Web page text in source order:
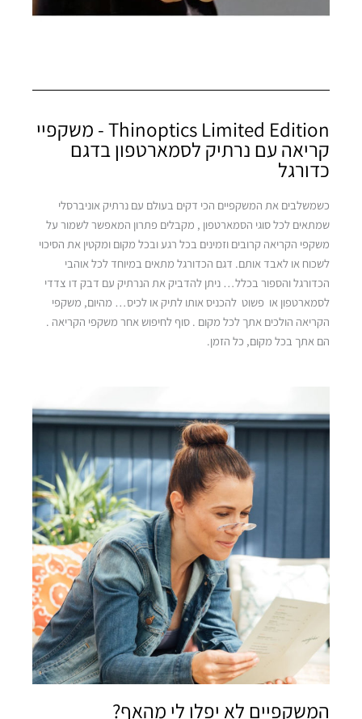
חום
צהוב
Thinoptics Limited Edition - משקפיי
קריאה עם נרתיק לסמארטפון בדגם
כדורגל
כשמשלבים את המשקפיים הכי דקים בעולם עם נרתיק אוניברסלי
שמתאים לכל סוגי הסמארטפון , מקבלים פתרון המאפשר לשמור על
משקפי הקריאה קרובים וזמינים בכל רגע ובכל מקום ומקטין את הסיכוי
לשכוח או לאבד אותם. דגם הכדורגל מתאים במיוחד לכל אוהבי
הכדורגל והספור בכלל… ניתן להדביק את הנרתיק עם דבק דו צדדי
לסמארטפון או פשוט להכניס אותו לתיק או לכיס… מהיום, משקפי
הקריאה הולכים אתך לכל מקום . סוף לחיפוש אחר משקפי הקריאה .
הם אתך בכל מקום, כל הזמן.
המשקפיים לא יפלו לי מהאף?